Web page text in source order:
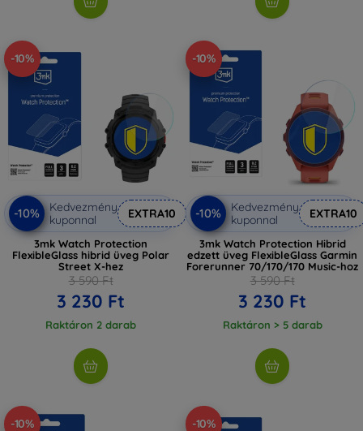
-10%
-10%
Kedvezmény
kuponnal
EXTRA10
3mk Watch Protection
FlexibleGlass hibrid üveg Polar
Street X-hez
3 590 Ft
3 230 Ft
Raktáron 2 darab
-10%
-10%
Kedvezmény
kuponnal
EXTRA10
3mk Watch Protection Hibrid
edzett üveg FlexibleGlass Garmin
Forerunner 70/170/170 Music-hoz
3 590 Ft
3 230 Ft
Raktáron > 5 darab
-10% -10%